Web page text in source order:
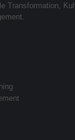
Transformation,